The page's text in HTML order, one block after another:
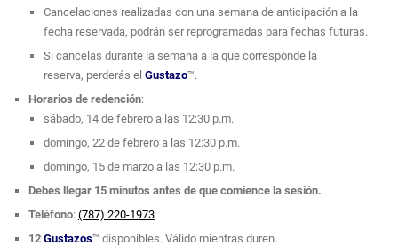
Cancelaciones realizadas con una semana de anticipación a la
fecha reservada, podrán ser reprogramadas para fechas futuras.
Si cancelas durante la semana a la que corresponde la
reserva, perderás el Gustazo™.
Horarios de redención:
sábado, 14 de febrero a las 12:30 p.m.
domingo, 22 de febrero a las 12:30 p.m.
domingo, 15 de marzo a las 12:30 p.m.
Debes llegar 15 minutos antes de que comience la sesión.
Teléfono: (787) 220-1973
12 Gustazos™ disponibles. Válido mientras duren.